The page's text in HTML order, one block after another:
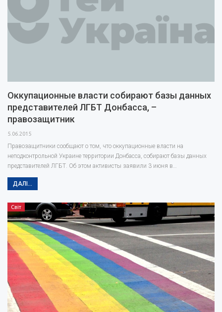
Оккупационные власти собирают базы данных
представителей ЛГБТ Донбасса, –
правозащитник
5.06.2015
Правозащитники сообщают о том, что оккупационные власти на
неподконтрольной Украине территории Донбасса, собирают базы данных
представителей ЛГБТ. Об этом активисты заявили 3 июня в…
ДАЛІ...
Світ